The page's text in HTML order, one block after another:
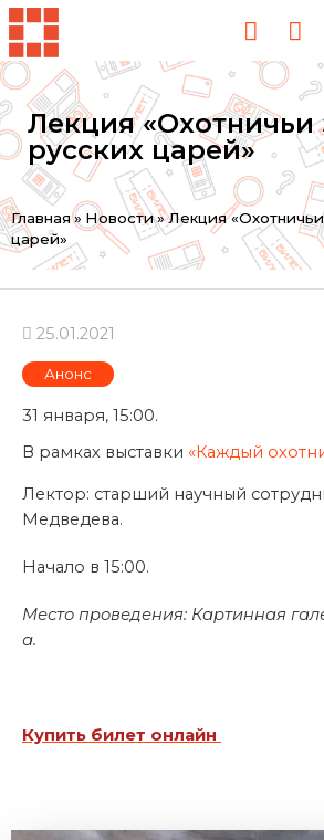
Лекция «Охотничьи
русских царей»
Вы
здесь
Главная » Новости»Лекция
царей»
25.01.2021
Анонс
31 января, 15:00.
В рамках выставки «Каждый
Лектор: старший научный
Медведева.
Начало в 15:00.
Место проведения: Картинная
а.
Купить билет онлайн